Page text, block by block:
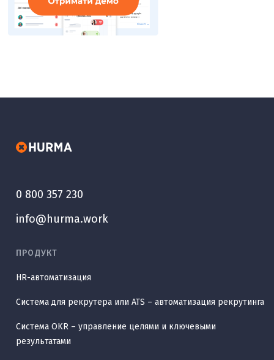
0 800 357 230
info@hurma.work
ПРОДУКТ
HR-автоматизация
Система для рекрутера или ATS – автоматизация рекрутинга
Система OKR – управление целями и ключевыми
результатами